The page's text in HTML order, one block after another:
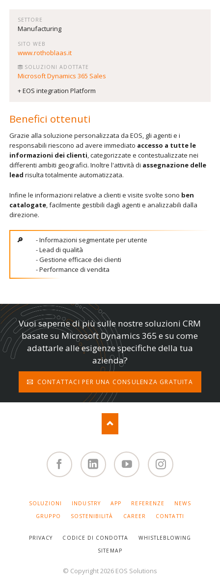
SETTORE
Manufacturing
SITO WEB
www.rothoblaas.it
SOLUZIONI ADOTTATE
Microsoft Dynamics 365 Sales
+ EOS integration Platform
Benefici ottenuti
Grazie alla soluzione personalizzata da EOS, gli agenti e i
responsabili riescono ad avere immediato accesso a tutte le
informazioni dei clienti, categorizzate e contestualizzate nei
differenti ambiti geografici. Inoltre l'attività di assegnazione delle
lead risulta totalmente automatizzata.
Infine le informazioni relative a clienti e visite svolte sono ben
catalogate, facilmente gestibili dagli agenti e analizzabili dalla
direzione.
- Informazioni segmentate per utente
- Lead di qualità
- Gestione efficace dei clienti
- Performance di vendita
Vuoi saperne di più sulle nostre soluzioni CRM
basate su Microsoft Dynamics 365 e su come
adattarle alle esigenze specifiche della tua
azienda?
CONTATTACI PER UNA CONSULENZA GRATUITA
SALTA
NAVIGAZIONE
SOLUZIONI INDUSTRY APP REFERENZE
NEWS
GRUPPO
SOSTENIBILITÀ CAREER CONTATTI
PRIVACY CODICE DI CONDOTTA
WHISTLEBLOWING
SITEMAP
© Copyright 2026 EOS Solutions